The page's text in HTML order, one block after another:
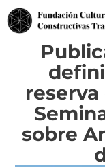
reserva
sobre